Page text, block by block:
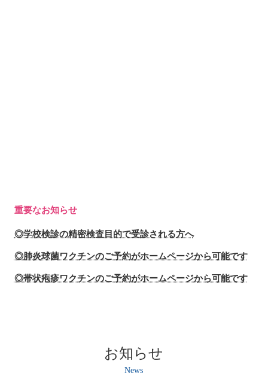
重要なお知らせ
◎学校検診の精密検査目的で受診される方へ
◎肺炎球菌ワクチンのご予約がホームページから可能です
◎帯状疱疹ワクチンのご予約がホームページから可能です
お知らせ